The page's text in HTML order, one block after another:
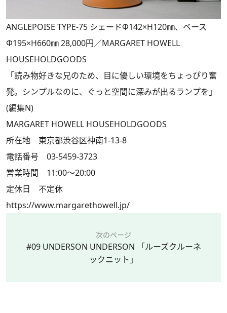
ANGLEPOISE TYPE-75 シェードΦ142×H120㎜、ベース
Φ195×H660㎜ 28,000円／MARGARET HOWELL
HOUSEHOLDGOODS
「読み物好きな兄のため、目に優しい環境をちょっぴり奮
発。シンプルなのに、ぐっと空間に深みが出るランプを」
(編集N)
MARGARET HOWELL HOUSEHOLDGOODS
所在地 東京都渋谷区神南1-13-8
電話番号 03-5459-3723
営業時間 11:00～20:00
定休日 不定休
https://www.margarethowell.jp/
次のページ
#09 UNDERSON UNDERSON 「ルーズクルーネ
ックニット」